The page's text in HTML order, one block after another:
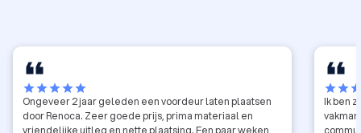
starstarstarstarstar
Ongeveer 2 jaar geleden een voordeur laten plaatsen
door Renoca. Zeer goede prijs, prima materiaal en
vriendelijke uitleg en nette plaatsing. Een paar weken
starstar
Ik ben